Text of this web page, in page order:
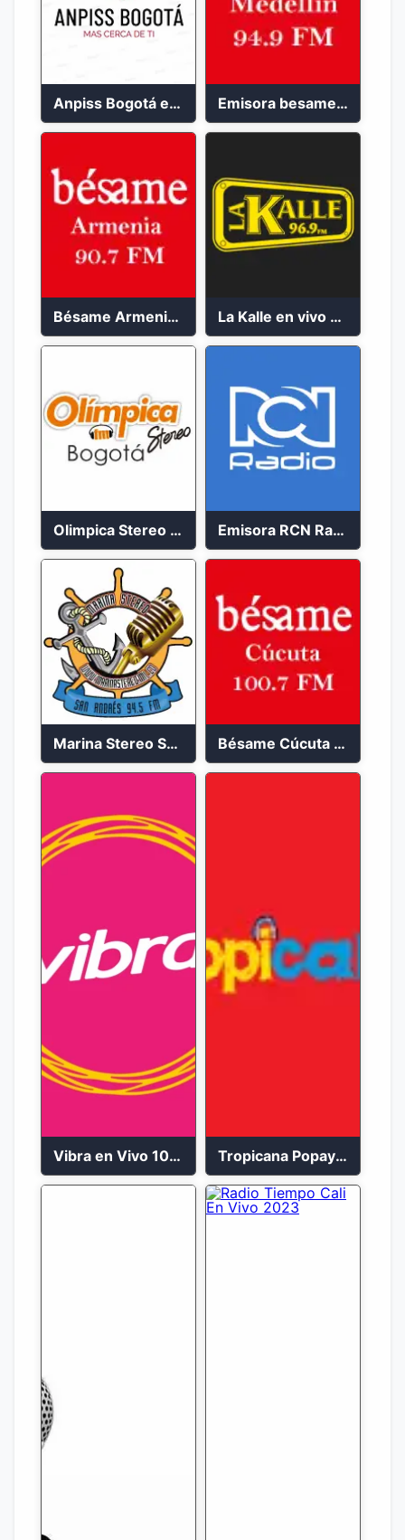
Anpiss Bogotá emisora 2023 Emisora besame medellín 2023
Bésame Armenia en vivo 2023 La Kalle en vivo 2023
Olimpica Stereo Bogotá 105.9 FM Vibrante Emisora RCN Radio 93.9 FM Bogotá
Marina Stereo San Andres 94.5 FM Bésame Cúcuta en vivo 2023
Vibra en Vivo 104.9 FM Bogotá Tropicana Popayán en vivo 106.1 FM